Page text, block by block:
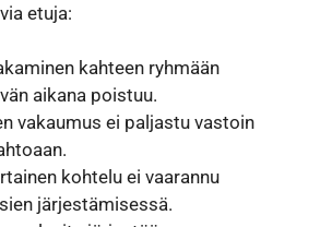
etuja:
kahteen ryhmään
aikana poistuu.
vakaumus ei paljastu vastoin
kohtelu ei vaarannu
järjestämisessä.